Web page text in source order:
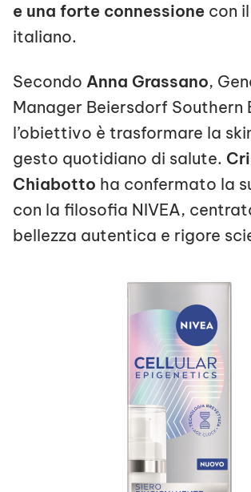
e una forte connessione con
italiano.
Secondo Anna Grassano,
Manager Beiersdorf Southern
l’obiettivo è trasformare la
gesto quotidiano di salute.
Chiabotto ha confermato la
con la filosofia NIVEA,
bellezza autentica e rigore